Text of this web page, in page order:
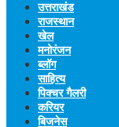
उत्तराखंड
राजस्थान
खेल
मनोरंजन
ब्लॉग
साहित्य
पिक्चर गैलरी
करियर
बिजनेस